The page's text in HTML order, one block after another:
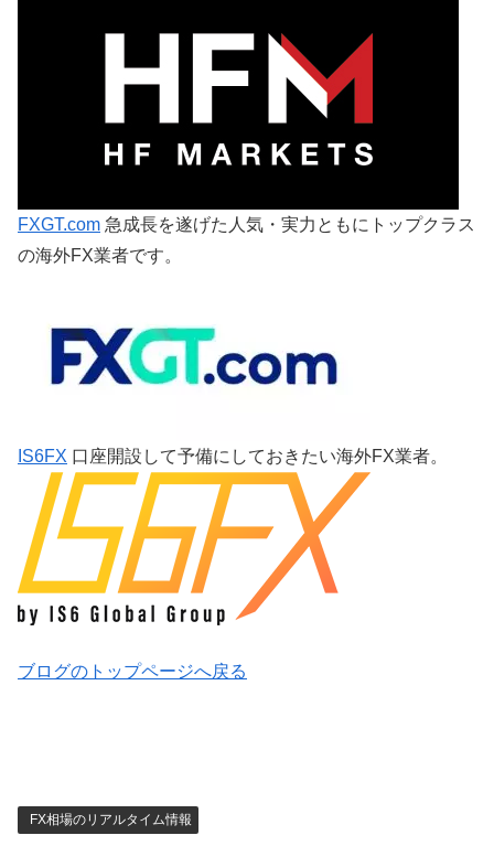
FXGT.com 急成長を遂げた人気・実力ともにトップクラス
の海外FX業者です。
IS6FX 口座開設して予備にしておきたい海外FX業者。
ブログのトップページへ戻る
FX相場のリアルタイム情報